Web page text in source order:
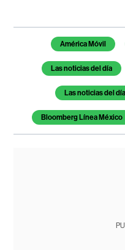
Temas de este artículo
América Móvil
Las noticias del día
Las noticias del día
Bloomberg Línea México